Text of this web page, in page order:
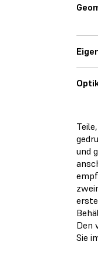
und
Den
Sie